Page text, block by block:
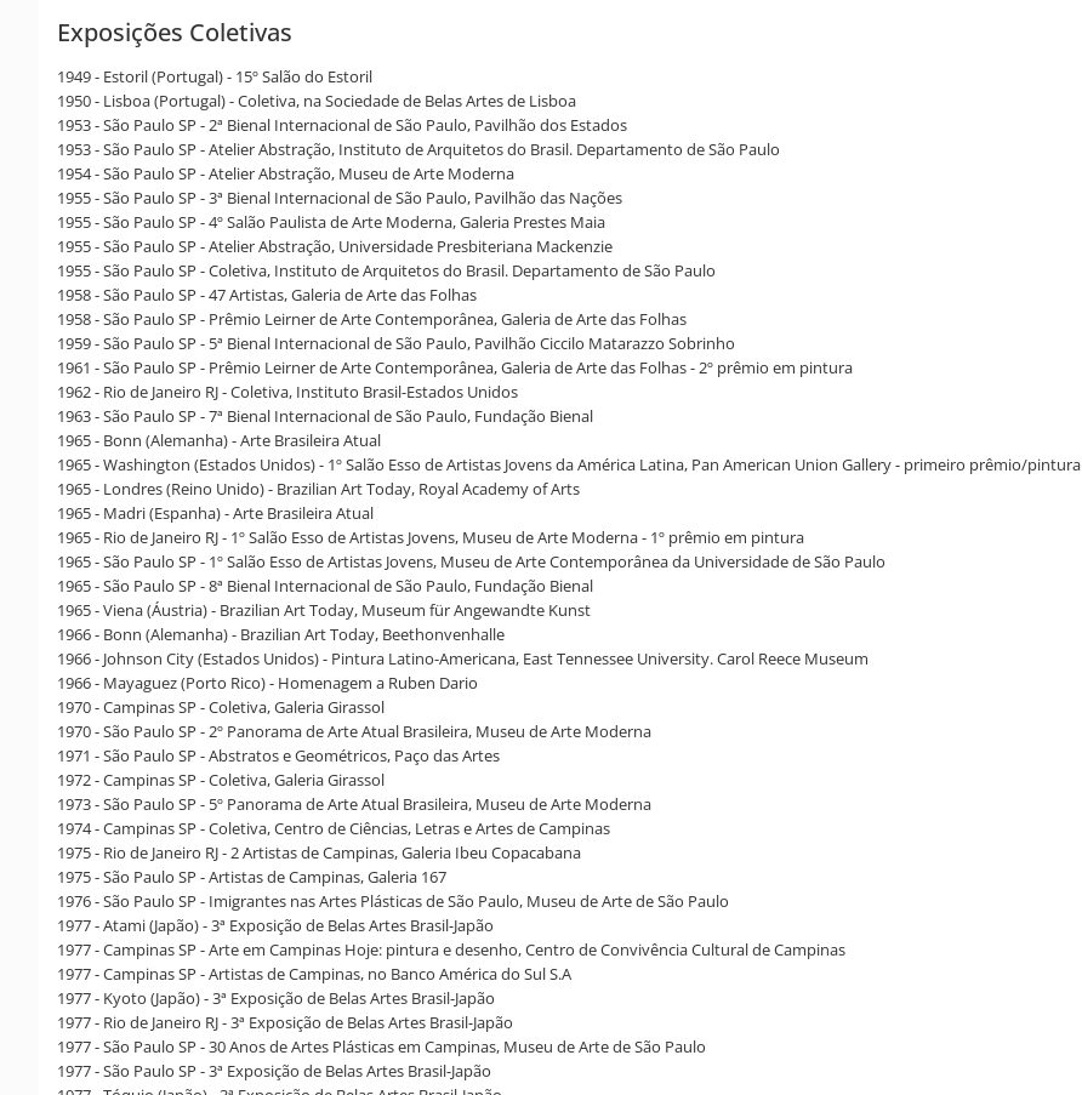
Exposições Coletivas
1949 - Estoril (Portugal) - 15º Salão do Estoril
1950 - Lisboa (Portugal) - Coletiva, na Sociedade de Belas Artes de Lisboa
1953 - São Paulo SP - 2ª Bienal Internacional de São Paulo, Pavilhão dos Estados
1953 - São Paulo SP - Atelier Abstração, Instituto de Arquitetos do Brasil. Departamento de São Paulo
1954 - São Paulo SP - Atelier Abstração, Museu de Arte Moderna
1955 - São Paulo SP - 3ª Bienal Internacional de São Paulo, Pavilhão das Nações
1955 - São Paulo SP - 4º Salão Paulista de Arte Moderna, Galeria Prestes Maia
1955 - São Paulo SP - Atelier Abstração, Universidade Presbiteriana Mackenzie
1955 - São Paulo SP - Coletiva, Instituto de Arquitetos do Brasil. Departamento de São Paulo
1958 - São Paulo SP - 47 Artistas, Galeria de Arte das Folhas
1958 - São Paulo SP - Prêmio Leirner de Arte Contemporânea, Galeria de Arte das Folhas
1959 - São Paulo SP - 5ª Bienal Internacional de São Paulo, Pavilhão Ciccilo Matarazzo Sobrinho
1961 - São Paulo SP - Prêmio Leirner de Arte Contemporânea, Galeria de Arte das Folhas - 2º prêmio em pintura
1962 - Rio de Janeiro RJ - Coletiva, Instituto Brasil-Estados Unidos
1963 - São Paulo SP - 7ª Bienal Internacional de São Paulo, Fundação Bienal
1965 - Bonn (Alemanha) - Arte Brasileira Atual
1965 - Washington (Estados Unidos) - 1º Salão Esso de Artistas Jovens da América Latina, Pan American Union Gallery - primeiro prêmio/pintura
1965 - Londres (Reino Unido) - Brazilian Art Today, Royal Academy of Arts
1965 - Madri (Espanha) - Arte Brasileira Atual
1965 - Rio de Janeiro RJ - 1º Salão Esso de Artistas Jovens, Museu de Arte Moderna - 1º prêmio em pintura
1965 - São Paulo SP - 1º Salão Esso de Artistas Jovens, Museu de Arte Contemporânea da Universidade de São Paulo
1965 - São Paulo SP - 8ª Bienal Internacional de São Paulo, Fundação Bienal
1965 - Viena (Áustria) - Brazilian Art Today, Museum für Angewandte Kunst
1966 - Bonn (Alemanha) - Brazilian Art Today, Beethonvenhalle
1966 - Johnson City (Estados Unidos) - Pintura Latino-Americana, East Tennessee University. Carol Reece Museum
1966 - Mayaguez (Porto Rico) - Homenagem a Ruben Dario
1970 - Campinas SP - Coletiva, Galeria Girassol
1970 - São Paulo SP - 2º Panorama de Arte Atual Brasileira, Museu de Arte Moderna
1971 - São Paulo SP - Abstratos e Geométricos, Paço das Artes
1972 - Campinas SP - Coletiva, Galeria Girassol
1973 - São Paulo SP - 5º Panorama de Arte Atual Brasileira, Museu de Arte Moderna
1974 - Campinas SP - Coletiva, Centro de Ciências, Letras e Artes de Campinas
1975 - Rio de Janeiro RJ - 2 Artistas de Campinas, Galeria Ibeu Copacabana
1975 - São Paulo SP - Artistas de Campinas, Galeria 167
1976 - São Paulo SP - Imigrantes nas Artes Plásticas de São Paulo, Museu de Arte de São Paulo
1977 - Atami (Japão) - 3ª Exposição de Belas Artes Brasil-Japão
1977 - Campinas SP - Arte em Campinas Hoje: pintura e desenho, Centro de Convivência Cultural de Campinas
1977 - Campinas SP - Artistas de Campinas, no Banco América do Sul S.A
1977 - Kyoto (Japão) - 3ª Exposição de Belas Artes Brasil-Japão
1977 - Rio de Janeiro RJ - 3ª Exposição de Belas Artes Brasil-Japão
1977 - São Paulo SP - 30 Anos de Artes Plásticas em Campinas, Museu de Arte de São Paulo
1977 - São Paulo SP - 3ª Exposição de Belas Artes Brasil-Japão